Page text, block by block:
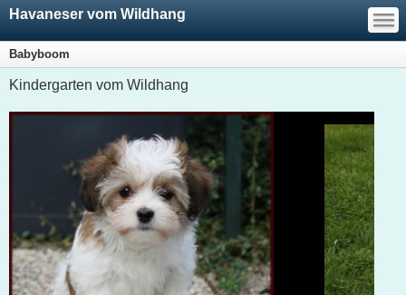
Havaneser vom Wildhang —
—
—
Babyboom
Kindergarten vom Wildhang